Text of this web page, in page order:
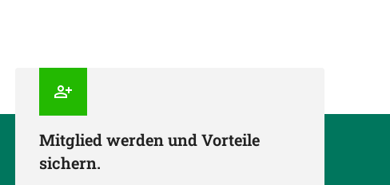
Mitglied werden und Vorteile
sichern.